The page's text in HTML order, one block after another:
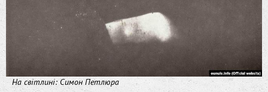
На світлині: Симон Петлюра